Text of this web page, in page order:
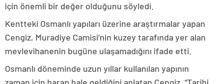
için önemli bir değer olduğunu söyledi.
Kentteki Osmanlı yapıları üzerine araştırmalar yapan
Cengiz, Muradiye Camisi’nin kuzey tarafında yer alan
mevlevihanenin bugüne ulaşamadığını ifade etti.
Osmanlı döneminde uzun yıllar kullanılan yapının